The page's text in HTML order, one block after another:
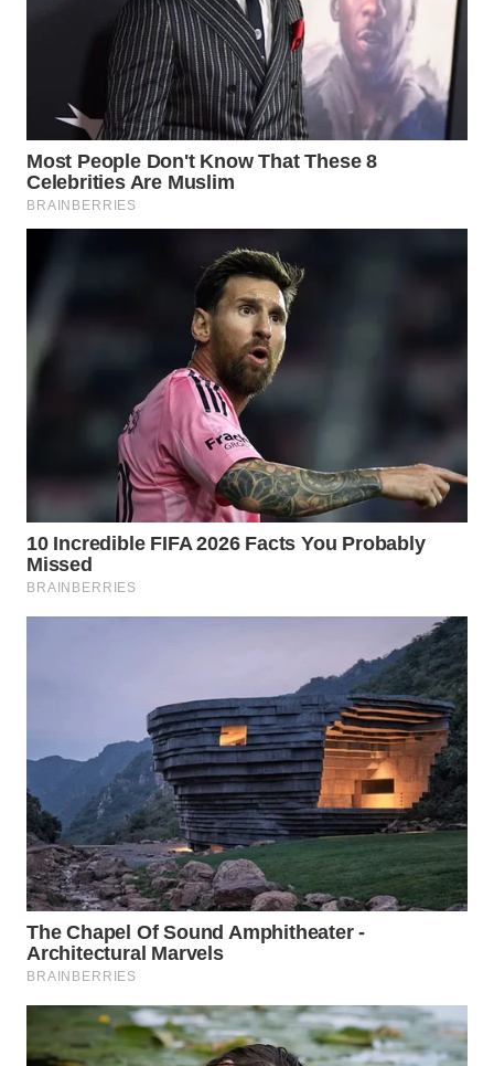
WN
BOGOR
WN
PADANG
WN
SUMEDANG
KEPULAUAN
SERIBU
WN
TANGERANG
WN
BINJAI
WN
CIREBON